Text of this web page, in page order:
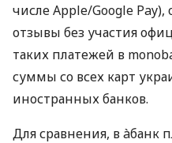
числе Apple/Google Pay),
отзывы без участия
таких платежей в
суммы со всех карт
иностранных банков.
Для сравнения, в àбанк